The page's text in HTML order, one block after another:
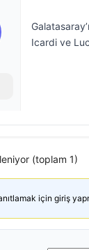
Icardi ve
(toplam 1)
için giriş